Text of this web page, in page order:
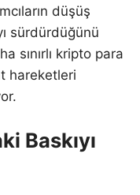
düşüş
sürdürdüğünü
sınırlı kripto para
hareketleri
Baskıyı